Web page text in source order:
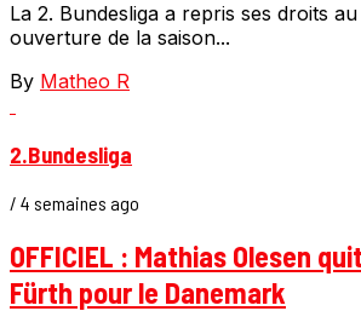
La 2. Bundesliga a repris ses droits
ouverture de la saison...
By Matheo R
2.Bundesliga
/ 4 semaines ago
OFFICIEL : Mathias Olesen
Fürth pour le Danemark